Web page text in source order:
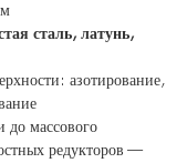
сталь, латунь,
азотирование,
до массового
редукторов —